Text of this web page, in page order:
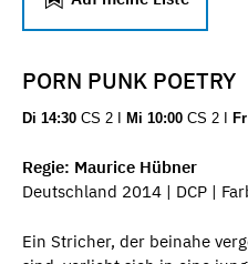
PORN PUNK POETRY
Di 14:30 CS 2 I Mi 10:00 CS 2 I
Regie: Maurice Hübner
Deutschland 2014 | DCP |
Ein Stricher, der beinahe